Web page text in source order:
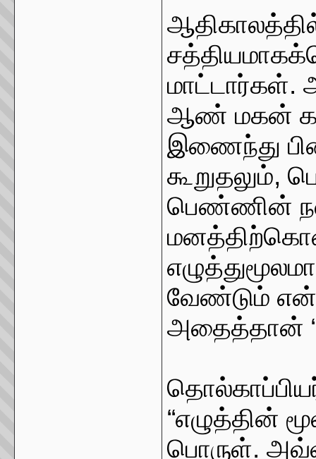
மாட்டார்கள்.
ஆண் மகன்
இணைந்து
கூறுதலும்,
பெண்ணின்
வேண்டும்
அதைத்தான்
“எழுத்தின்
பொருள்.